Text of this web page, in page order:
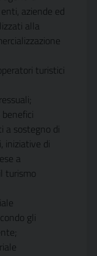
aziende ed
alla
turistici
a sostegno di
iniziative di
a
turismo
gli